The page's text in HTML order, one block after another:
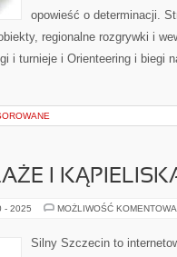
opowieść o determinacji.
regionalne rozgrywki i
i turnieje i Orienteering i biegi
I
- 2025 MOŻLIWOŚĆ
Silny Szczecin to